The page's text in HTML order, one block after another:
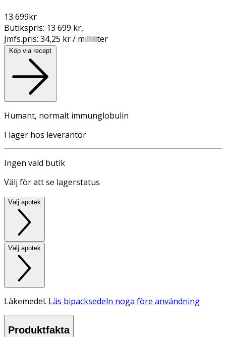
13 699kr
Butikspris: 13 699 kr,
Jmfs.pris: 34,25 kr / milliliter
Köp via recept
Humant, normalt immunglobulin
I lager hos leverantör
Ingen vald butik
Välj för att se lagerstatus
Välj apotek
Välj apotek
Läkemedel. Läs bipacksedeln noga före användning
Produktfakta